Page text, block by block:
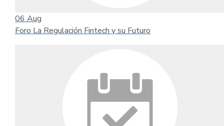
06 Aug
Foro La Regulación Fintech y su Futuro